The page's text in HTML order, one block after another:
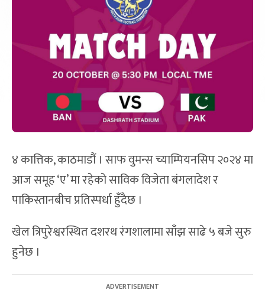
४ कात्तिक, काठमाडौं । साफ वुमन्स च्याम्पियनसिप २०२४ मा
आज समूह ‘ए’ मा रहेको साविक विजेता बंगलादेश र
पाकिस्तानबीच प्रतिस्पर्धा हुँदैछ ।
खेल त्रिपुरेश्वरस्थित दशरथ रंगशालामा साँझ साढे ५ बजे सुरु
हुनेछ ।